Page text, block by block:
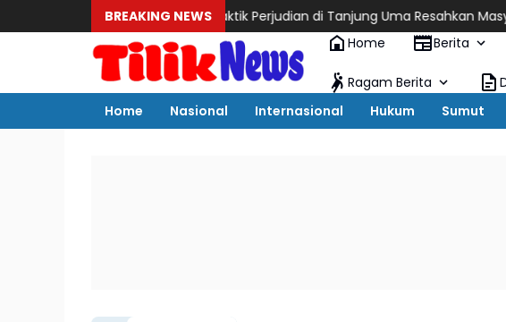
BREAKING NEWS
Dugaan Praktik Perjudian di Tanjung Uma Resahkan Masyarakat dan
Home
Berita
Ragam Berita
Home
Nasional Internasional Hukum Sumut